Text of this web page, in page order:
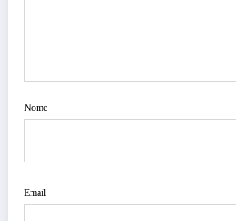
Nome
Email